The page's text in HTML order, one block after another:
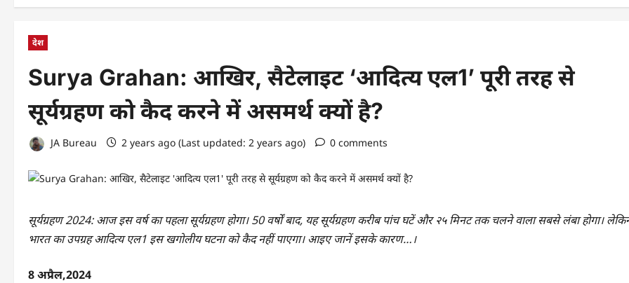
देश
Surya Grahan: आखिर, सैटेलाइट ‘आदित्य एल1’ पूरी तरह से
सूर्यग्रहण को कैद करने में असमर्थ क्यों है?
JA Bureau 2 years ago (Last updated: 2 years ago) 0 comments
सूर्यग्रहण 2024: आज इस वर्ष का पहला सूर्यग्रहण होगा। 50 वर्षों बाद, यह सूर्यग्रहण करीब पांच घटें और २५ मिनट तक चलने वाला सबसे लंबा होगा।
भारत का उपग्रह आदित्य एल1 इस खगोलीय घटना को कैद नहीं पाएगा। आइए जानें इसके कारण…।
8 अप्रैल,2024